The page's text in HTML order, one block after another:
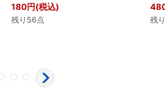
180円(税込)
残り56点 残